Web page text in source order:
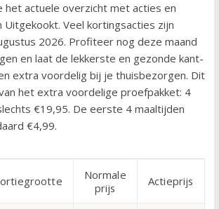
het actuele overzicht met acties en
Uitgekookt. Veel kortingsacties zijn
2026. Profiteer nog deze maand
en laat de lekkerste en gezonde kant-
extra voordelig bij je thuisbezorgen. Dit
het extra voordelige proefpakket: 4
€19,95. De eerste 4 maaltijden
€4,99.
Normale
prijs
Actieprijs